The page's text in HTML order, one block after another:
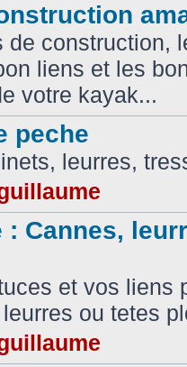
de construction,
liens et les
votre kayak...
peche
leurres,
: Cannes,
et vos liens
ou tetes